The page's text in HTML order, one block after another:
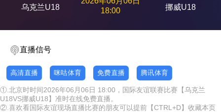
乌克兰U18
18:00
挪威U18
直播信号
高清直播 咪咕体育 免费直播 腾讯体育
①.北京时时间2026年06月06日 18:00，国际友谊联赛比赛【乌克兰
U18VS挪威U18】准时在线免费直播。
②.喜欢看国际友谊现场直播比赛的朋友可以提前【CTRL+D】收藏本页